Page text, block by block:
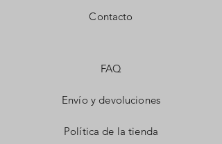
Contacto
FAQ
Envío y devoluciones
Política de la tienda